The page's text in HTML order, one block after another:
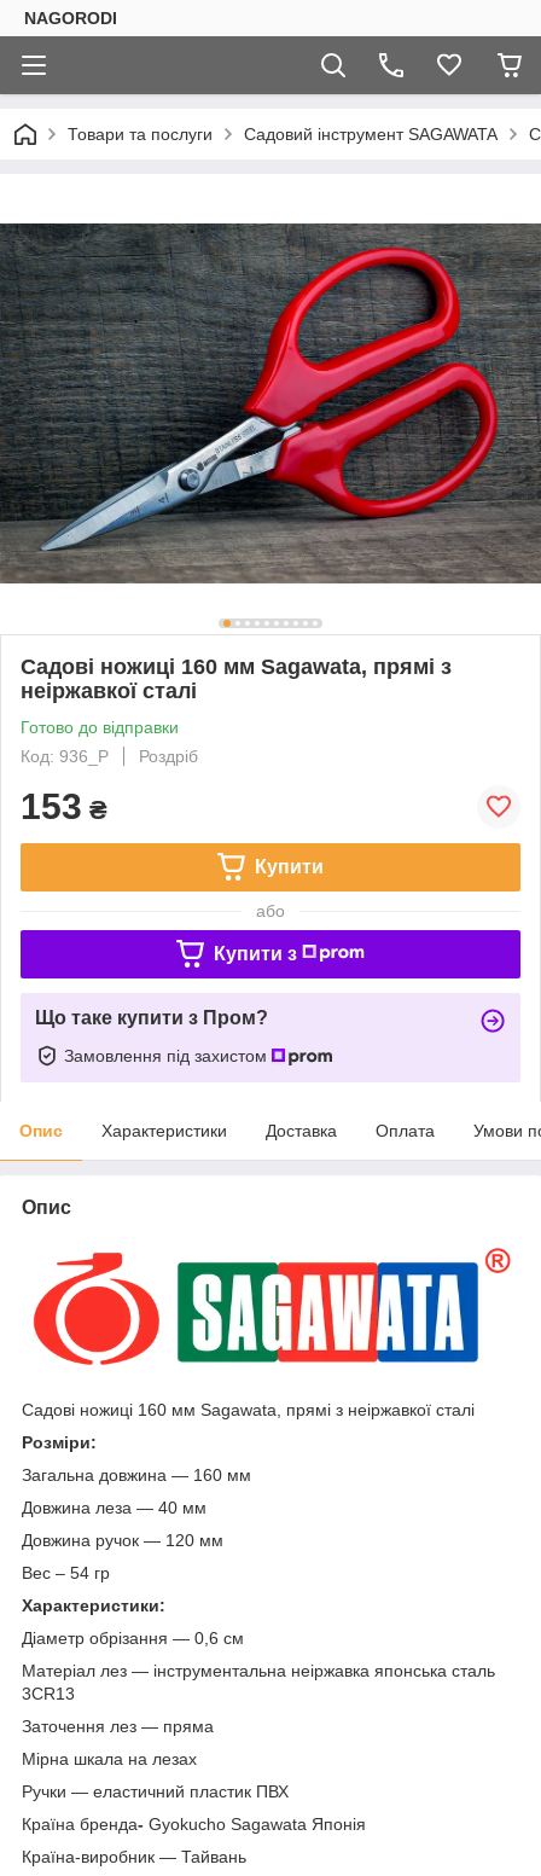
NAGORODI
Товари та послуги Садовий інструмент SAGAWATA
Садові ножиці 160 мм Sagawata, прямі з
неіржавкої сталі
Готово до відправки
Код: 936_P
Роздріб
153 ₴
Купити
або
Купити з
Що таке купити з Пром?
Замовлення під захистом
Опис Характеристики Доставка Оплата Умови
Опис
Садові ножиці 160 мм Sagawata, прямі з неіржавкої сталі
Розміри:
Загальна довжина — 160 мм
Довжина леза — 40 мм
Довжина ручок — 120 мм
Вес – 54 гр
Характеристики:
Діаметр обрізання — 0,6 см
Матеріал лез — інструментальна неіржавка японська сталь
3CR13
Заточення лез — пряма
Мірна шкала на лезах
Ручки — еластичний пластик ПВХ
Країна бренда- Gyokucho Sagawata Японія
Країна-виробник — Тайвань